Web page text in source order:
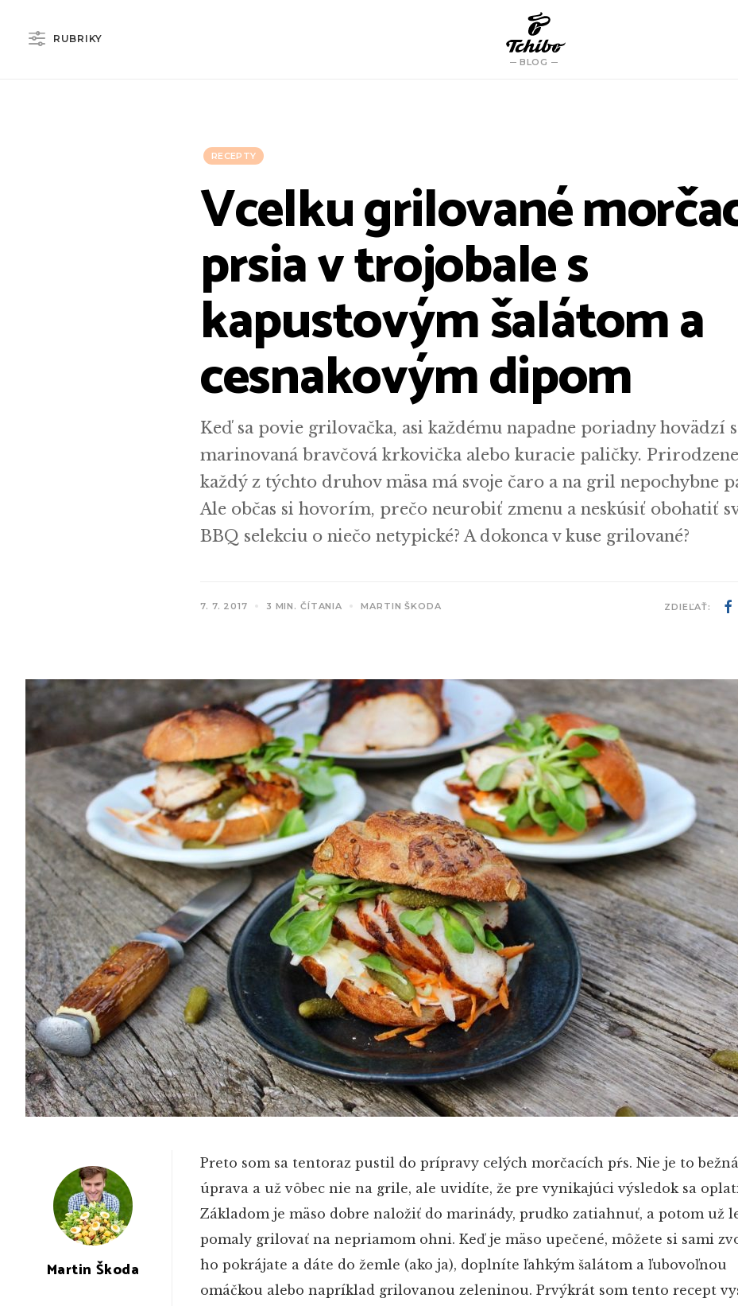
RUBRIKY
BLOG
RECEPTY
Vcelku grilované
prsia v trojobale s
kapustovým šalátom a
cesnakovým dipom
Keď sa povie grilovačka, asi každému napadne poriadny hovädzí
marinovaná bravčová krkovička alebo kuracie paličky.
každý z týchto druhov mäsa má svoje čaro a na gril nepochybne
Ale občas si hovorím, prečo neurobiť zmenu a neskúsiť obohatiť
BBQ selekciu o niečo netypické? A dokonca v kuse grilované?
7. 7. 2017 3 MIN. ČÍTANIA MARTIN ŠKODA ZDIEĽAŤ:
Martin Škoda
Preto som sa tentoraz pustil do prípravy celých morčacích pŕs. Nie je to bežná
úprava a už vôbec nie na grile, ale uvidíte, že pre vynikajúci výsledok sa
Základom je mäso dobre naložiť do marinády, prudko zatiahnuť, a potom už
pomaly grilovať na nepriamom ohni. Keď je mäso upečené, môžete si sami
ho pokrájate a dáte do žemle (ako ja), doplníte ľahkým šalátom a ľubovoľnou
omáčkou alebo napríklad grilovanou zeleninou. Prvýkrát som tento recept